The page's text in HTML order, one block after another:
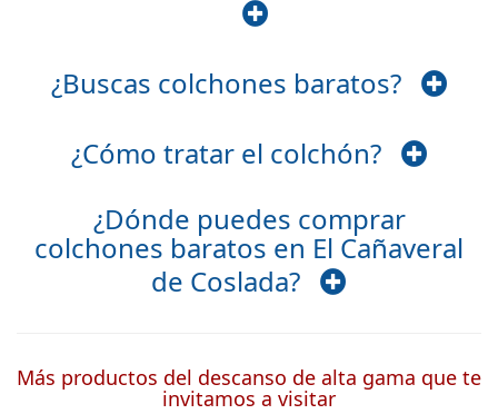
¿Buscas colchones baratos?
¿Cómo tratar el colchón?
¿Dónde puedes comprar
colchones baratos en El Cañaveral
de Coslada?
Más productos del descanso de alta gama que te
invitamos a visitar